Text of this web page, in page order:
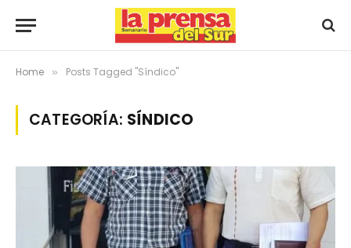
Home » Posts Tagged "Síndico"
CATEGORÍA: SÍNDICO